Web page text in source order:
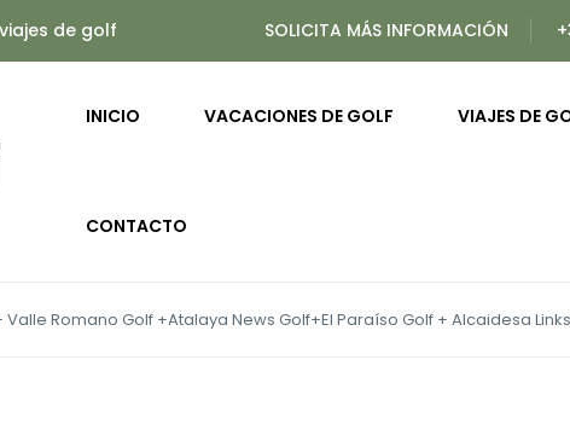
de golf SOLICITA MÁS INFORMACIÓN
INICIO VACACIONES DE GOLF VIAJES DE
CONTACTO
Romano Golf +Atalaya News Golf+El Paraíso Golf + Alcaidesa